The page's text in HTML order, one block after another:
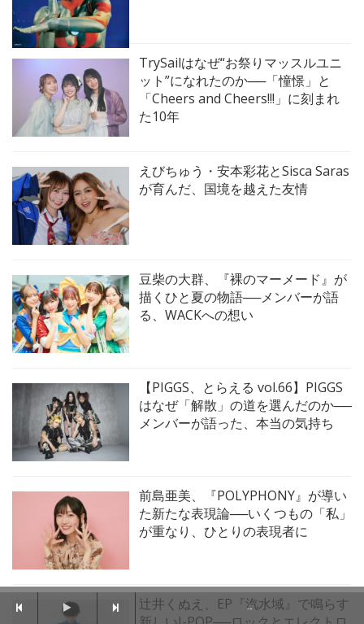
TrySailはなぜ“お祭りマッスルユニ
ット”になれたのか──「憧憬」と
「Cheers and Cheers!!!」に刻まれ
た10年
えびちゅう・安本彩花とSisca Saras
が育んだ、国境を越えた友情
豆柴の大群、『裸のマーメード』が
描くひと夏の物語──メンバーが語
る、WACKへの想い
【PIGGS、とらえる vol.66】PIGGS
はなぜ「解散」の道を選んだのか──
メンバーが語った、本当の気持ち
前島亜美、『POLYPHONY』が導い
た新たな表現論──いくつもの「私」
が重なり、ひとりの表現者に
辻井くぬえ、EP『汽水域』で鳴らす
--